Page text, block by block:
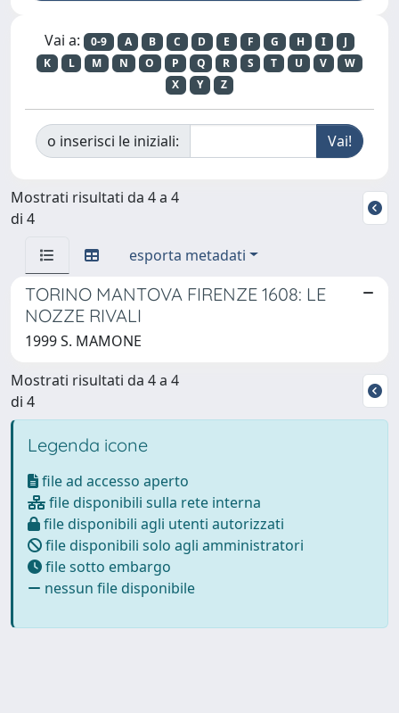
Vai a: 0-9 A B C D E F G H I
J
K
L M N O P Q R S T U V
W
X
Y Z
o inserisci le iniziali:
Mostrati risultati da 4 a 4
di 4
esporta metadati
TORINO MANTOVA FIRENZE 1608: LE
NOZZE RIVALI
1999 S. MAMONE
Mostrati risultati da 4 a 4
di 4
Legenda icone
file ad accesso aperto
file disponibili sulla rete interna
file disponibili agli utenti autorizzati
file disponibili solo agli amministratori
file sotto embargo
nessun file disponibile